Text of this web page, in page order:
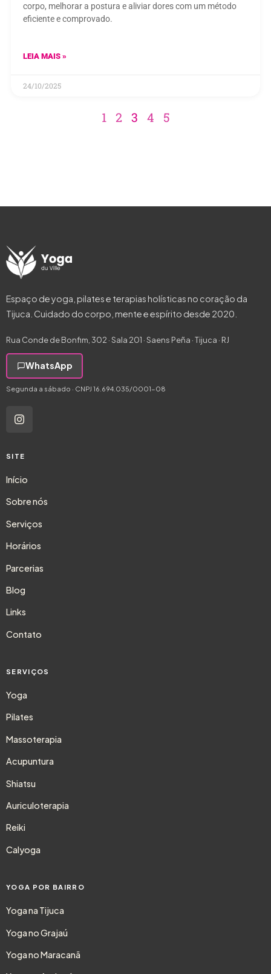
corpo, melhorar a postura e aliviar dores com um método
eficiente e comprovado.
LEIA MAIS »
24/10/2025
1 2 3 4 5
Espaço de yoga, pilates e terapias holísticas no coração da
Tijuca. Cuidado do corpo, mente e espírito desde 2020.
Rua Conde de Bonfim, 302 · Sala 201 · Saens Peña · Tijuca · RJ
WhatsApp
Segunda a sábado · CNPJ 16.694.035/0001-08
SITE
Início
Sobre nós
Serviços
Horários
Parcerias
Blog
Links
Contato
SERVIÇOS
Yoga
Pilates
Massoterapia
Acupuntura
Shiatsu
Auriculoterapia
Reiki
Calyoga
YOGA POR BAIRRO
Yoga na Tijuca
Yoga no Grajaú
Yoga no Maracanã